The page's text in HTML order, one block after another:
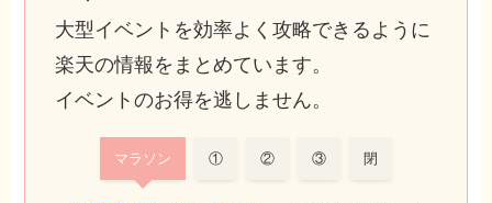
大型イベントを効率よく攻略できるように
楽天の情報をまとめています。
イベントのお得を逃しません。
マラソン ① ② ③ 閉